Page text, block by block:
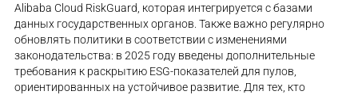
Alibaba Cloud RiskGuard, которая интегрируется с базами
данных государственных органов. Также важно регулярно
обновлять политики в соответствии с изменениями
законодательства: в 2025 году введены дополнительные
требования к раскрытию ESG-показателей для пулов,
ориентированных на устойчивое развитие. Для тех, кто